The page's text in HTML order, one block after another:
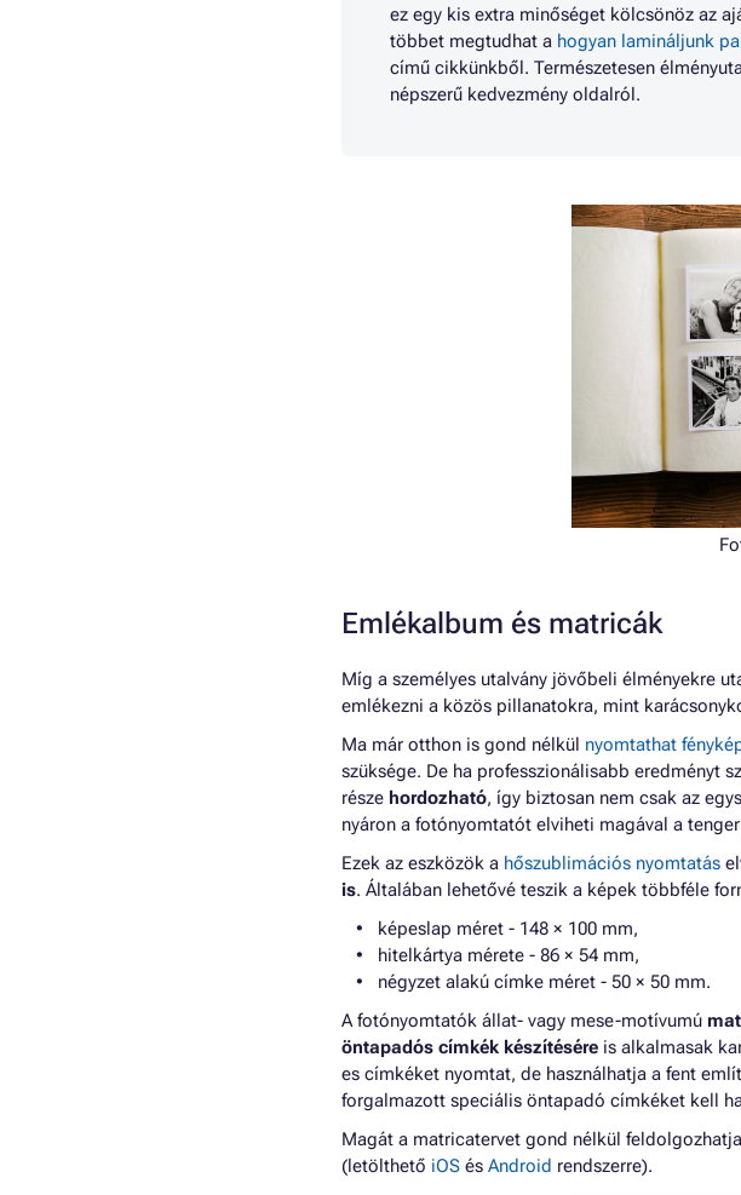
ez egy kis extra minőséget kölcsönöz az
többet megtudhat a hogyan lamináljunk
című cikkünkből. Természetesen
népszerű kedvezmény oldalról.
Emlékalbum és matricák
Míg a személyes utalvány jövőbeli élményekre
emlékezni a közös pillanatokra, mint
Ma már otthon is gond nélkül nyomtathat
szüksége. De ha professzionálisabb eredményt
része hordozható, így biztosan nem csak az
nyáron a fotónyomtatót elviheti magával a
Ezek az eszközök a hőszublimációs nyomtatás
is. Általában lehetővé teszik a képek többféle
képeslap méret - 148 × 100 mm,
hitelkártya mérete - 86 × 54 mm,
négyzet alakú címke méret - 50 × 50 mm.
A fotónyomtatók állat- vagy mese-motívumú
öntapadós címkék készítésére is alkalmasak
es címkéket nyomtat, de használhatja a fent
forgalmazott speciális öntapadó címkéket kell
Magát a matricatervet gond nélkül
(letölthető iOS és Android rendszerre).